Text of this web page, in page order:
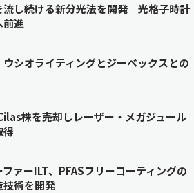
流し続ける新分光法を開発 光格子時計
前進
ウシオライティングとジーベックスとの
株を売却しレーザー・メガジュール
得
ァーILT、PFASフリーコーティングの
技術を開発